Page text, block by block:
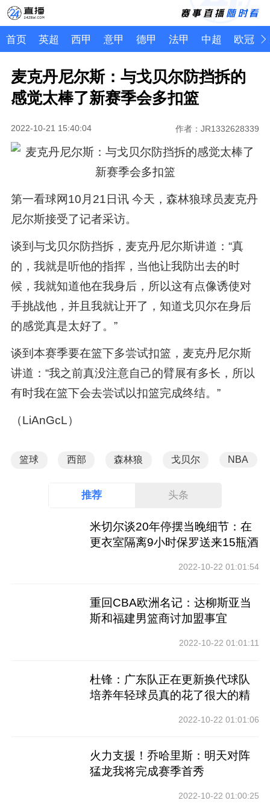
首页 英超 西甲 意甲 德甲 法甲 中超 欧冠
麦克丹尼尔斯：与戈贝尔防挡拆的
感觉太棒了新赛季会多扣篮
2022-10-21 15:40:04 作者：JR1332628339
第一看球网10月21日讯 今天，森林狼球员麦克丹
尼尔斯接受了记者采访。
谈到与戈贝尔防挡拆，麦克丹尼尔斯讲道：“真
的，我就是听他的指挥，当他让我防出去的时
候，我就知道他在我身后，所以这有点像诱使对
手挑战他，并且我就让开了，知道戈贝尔在身后
的感觉真是太好了。”
谈到本赛季要在篮下多尝试扣篮，麦克丹尼尔斯
讲道：“我之前真没注意自己的臂展有多长，所以
有时我在篮下会去尝试以扣篮完成终结。”
（LiAnGcL）
篮球 西部 森林狼 戈贝尔 NBA
推荐 头条
米切尔谈20年停摆当晚细节：在
更衣室隔离9小时保罗送来15瓶酒
2022-10-22 01:01:54
重回CBA欧洲名记：达柳斯亚当
斯和福建男篮商讨加盟事宜
2022-10-22 01:01:11
杜锋：广东队正在更新换代球队
培养年轻球员真的花了很大的精
2022-10-22 01:01:06
火力支援！乔哈里斯：明天对阵
猛龙我将完成赛季首秀
2022-10-22 01:00:25